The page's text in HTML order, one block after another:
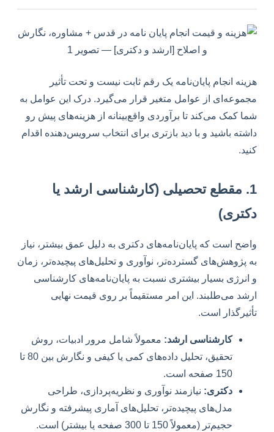
هزینه انجام پایان‌نامه یک رقم ثابت نیست و تحت تأثیر
مجموعه‌ای از عوامل متغیر قرار می‌گیرد. درک این عوامل به
شما کمک می‌کند تا برآوردی واقع‌بینانه از هزینه‌های پیش رو
داشته باشید و با دید بازتری برای انتخاب سرویس‌دهنده اقدام
کنید.
1. مقطع تحصیلی (کارشناسی ارشد یا
دکتری)
واضح است که پایان‌نامه‌های دکتری به دلیل عمق بیشتر، نیاز
به پژوهش‌های گسترده‌تر، نوآوری و تحلیل‌های پیچیده‌تر، زمان
و انرژی بسیار بیشتری نسبت به پایان‌نامه‌های کارشناسی
ارشد می‌طلبند. این امر مستقیماً بر روی قیمت نهایی
تأثیرگذار است.
کارشناسی ارشد: معمولاً شامل مرور ادبیات، روش
تحقیق، تحلیل داده‌های کمی یا کیفی و نگارش بین 80 تا
150 صفحه است.
دکتری: نیازمند نوآوری و نظریه‌پردازی، طراحی
مدل‌های پیچیده‌تر، تحلیل‌های آماری پیشرفته و نگارش
حجیم‌تر (معمولاً 150 تا 300 صفحه یا بیشتر) است.